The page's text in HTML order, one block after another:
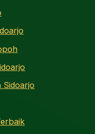
Sidoarjo